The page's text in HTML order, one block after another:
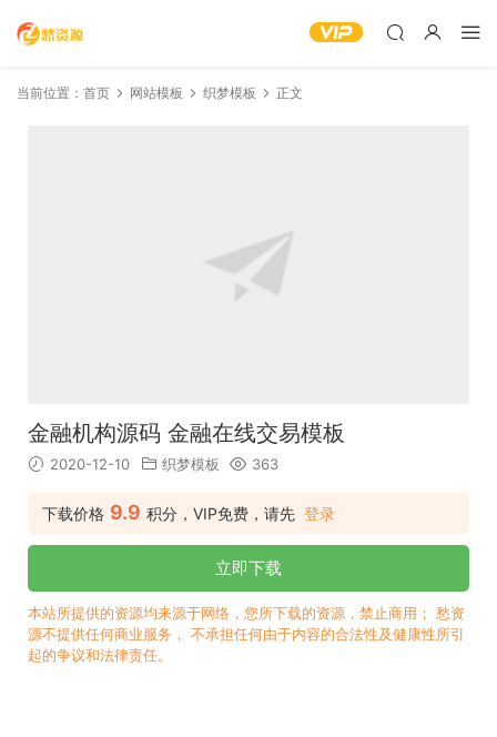
当前位置： 首页 网站模板 织梦模板 正文
金融机构源码 金融在线交易模板
2020-12-10 织梦模板 363
下载价格 9.9 积分，VIP免费，请先 登录
立即下载
本站所提供的资源均来源于网络，您所下载的资源，禁止商用； 愁资
源不提供任何商业服务， 不承担任何由于内容的合法性及健康性所引
起的争议和法律责任。